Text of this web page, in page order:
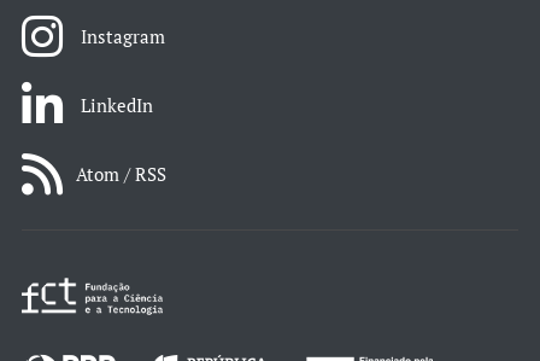
Instagram
LinkedIn
Atom / RSS